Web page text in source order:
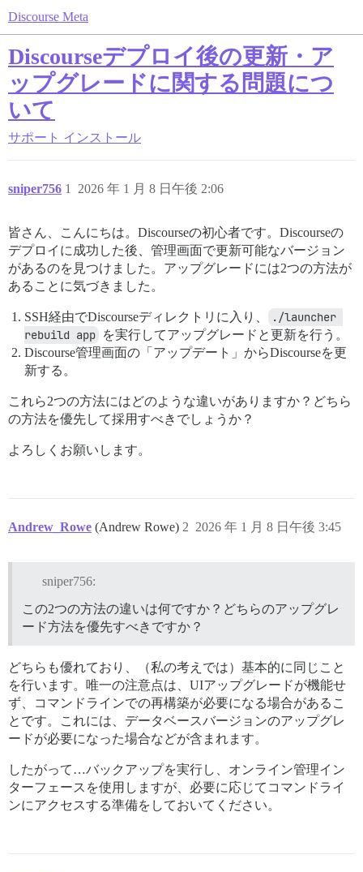
Discourse Meta
Discourseデプロイ後の更新・ア
ップグレードに関する問題につ
いて
サポート インストール
sniper756 2026 年 1 月 8 日午後 2:06
1
皆さん、こんにちは。Discourseの初心者です。Discourseの
デプロイに成功した後、管理画面で更新可能なバージョン
があるのを見つけました。アップグレードには2つの方法が
あることに気づきました。
SSH経由でDiscourseディレクトリに入り、
./launcher
rebuild app を実行してアップグレードと更新を行う。
Discourse管理画面の「アップデート」からDiscourseを更
新する。
これら2つの方法にはどのような違いがありますか？どちら
の方法を優先して採用すべきでしょうか？
よろしくお願いします。
Andrew_Rowe (Andrew Rowe) 2026 年 1 月 8 日午後 3:45
2
sniper756:
この2つの方法の違いは何ですか？どちらのアップグレ
ード方法を優先すべきですか？
どちらも優れており、（私の考えでは）基本的に同じこと
を行います。唯一の注意点は、UIアップグレードが機能せ
ず、コマンドラインでの再構築が必要になる場合があるこ
とです。これには、データベースバージョンのアップグレ
ードが必要になった場合などが含まれます。
したがって…バックアップを実行し、オンライン管理イン
ターフェースを使用しますが、必要に応じてコマンドライ
ンにアクセスする準備をしておいてください。